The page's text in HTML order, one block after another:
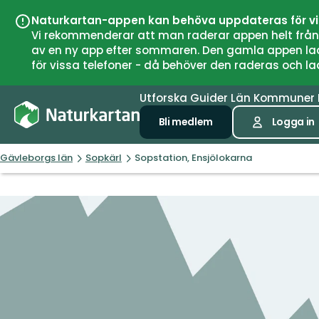
Naturkartan-appen kan behöva uppdateras för
Vi rekommenderar att man raderar appen helt
av en ny app efter sommaren. Den gamla
för vissa telefoner - då behöver den raderas och
Utforska Guider Län Kommuner
Bli medlem Logga in
Gävleborgs län Sopkärl Sopstation, Ensjölokarna